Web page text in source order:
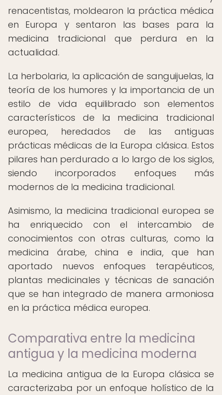
renacentistas, moldearon la práctica médica
en Europa y sentaron las bases para la
medicina tradicional que perdura en la
actualidad.
La herbolaria, la aplicación de sanguijuelas, la
teoría de los humores y la importancia de un
estilo de vida equilibrado son elementos
característicos de la medicina tradicional
europea, heredados de las antiguas
prácticas médicas de la Europa clásica. Estos
pilares han perdurado a lo largo de los siglos,
siendo incorporados enfoques más
modernos de la medicina tradicional.
Asimismo, la medicina tradicional europea se
ha enriquecido con el intercambio de
conocimientos con otras culturas, como la
medicina árabe, china e india, que han
aportado nuevos enfoques terapéuticos,
plantas medicinales y técnicas de sanación
que se han integrado de manera armoniosa
en la práctica médica europea.
Comparativa entre la medicina
antigua y la medicina moderna
La medicina antigua de la Europa clásica se
caracterizaba por un enfoque holístico de la